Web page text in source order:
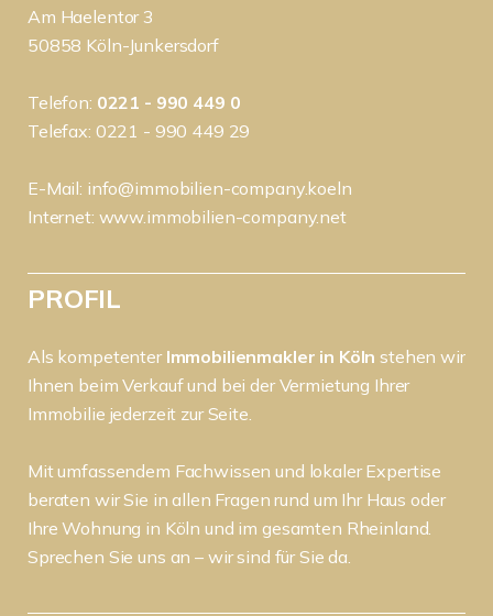
Am Haelentor 3
50858 Köln-Junkersdorf
Telefon: 0221 - 990 449 0
Telefax: 0221 - 990 449 29
E-Mail: info@immobilien-company.koeln
Internet: www.immobilien-company.net
PROFIL
Als kompetenter Immobilienmakler in Kölnstehen wir
Ihnen beim Verkauf und bei der Vermietung Ihrer
Immobilie jederzeit zur Seite.
Mit umfassendem Fachwissen und lokaler Expertise
beraten wir Sie in allen Fragen rund um Ihr Haus oder
Ihre Wohnung in Köln und im gesamten Rheinland.
Sprechen Sie uns an – wir sind für Sie da.